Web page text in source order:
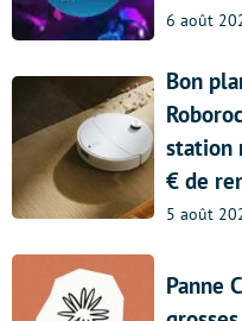
6 août
Bon
station
€ de
5 août
Panne